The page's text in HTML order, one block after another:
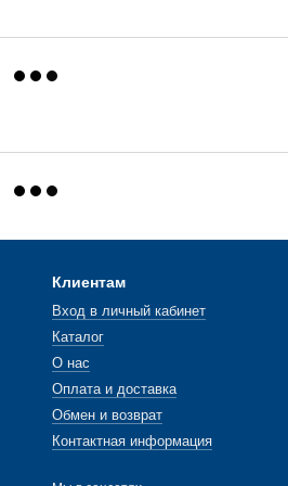
Клиентам
Вход в личный кабинет
Каталог
О нас
Оплата и доставка
Обмен и возврат
Контактная информация